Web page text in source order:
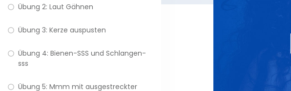
Übung 2: Laut Gähnen
Übung 3: Kerze auspusten
Übung 4: Bienen-SSS und Schlangen-
sss
Übung 5: Mmm mit ausgestreckter